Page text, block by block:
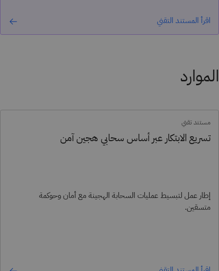
اقرأ المستند التقني
الموارد
مستند تقني
تسريع الابتكار عبر أساس سحابي هجين آمن
إطار عمل لتبسيط عمليات السحابة الهجينة مع أمان وحوكمة
متسقين.